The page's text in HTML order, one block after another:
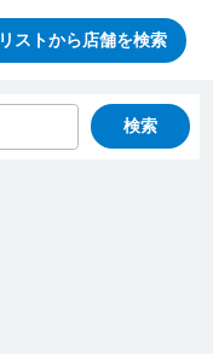
リストから店舗を検索
検索